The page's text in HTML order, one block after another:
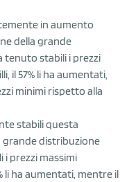
in aumento
della grande
tenuto stabili i prezzi
il 57% li ha aumentati,
minimi rispetto alla
stabili questa
grande distribuzione
i prezzi massimi
li ha aumentati, mentre il